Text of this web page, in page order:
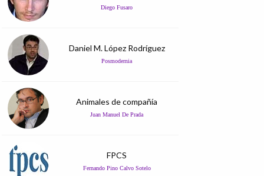
Diego Fusaro
Daniel M. López Rodríguez
Posmodernia
Animales de compañía
Juan Manuel De Prada
FPCS
Fernando Pino Calvo Sotelo